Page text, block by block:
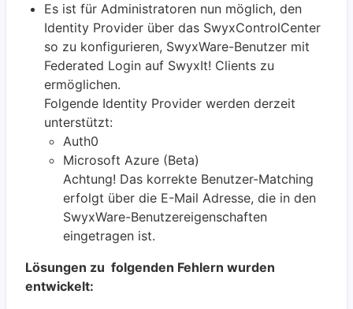
Es ist für Administratoren nun möglich, den
Identity Provider über das SwyxControlCenter
so zu konfigurieren, SwyxWare-Benutzer mit
Federated Login auf SwyxIt! Clients zu
ermöglichen.
Folgende Identity Provider werden derzeit
unterstützt:
Auth0
Microsoft Azure (Beta)
Achtung! Das korrekte Benutzer-Matching
erfolgt über die E-Mail Adresse, die in den
SwyxWare-Benutzereigenschaften
eingetragen ist.
Lösungen zu folgenden Fehlern wurden
entwickelt: